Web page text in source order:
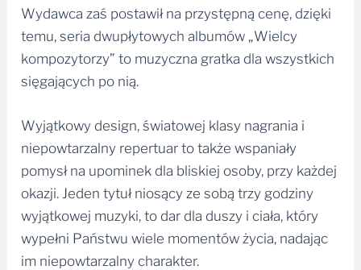
Wydawca zaś postawił na przystępną cenę, dzięki
temu, seria dwupłytowych albumów „Wielcy
kompozytorzy” to muzyczna gratka dla wszystkich
sięgających po nią.
Wyjątkowy design, światowej klasy nagrania i
niepowtarzalny repertuar to także wspaniały
pomysł na upominek dla bliskiej osoby, przy każdej
okazji. Jeden tytuł niosący ze sobą trzy godziny
wyjątkowej muzyki, to dar dla duszy i ciała, który
wypełni Państwu wiele momentów życia, nadając
im niepowtarzalny charakter.